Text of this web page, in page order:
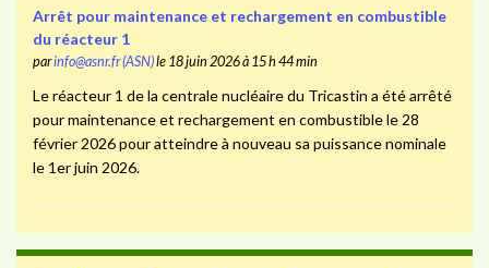
Arrêt pour maintenance et rechargement en combustible
du réacteur 1
parinfo@asnr.fr (ASN)le 18 juin 2026 à 15 h 44 min
Le réacteur 1 de la centrale nucléaire du Tricastin a été arrêté
pour maintenance et rechargement en combustible le 28
février 2026 pour atteindre à nouveau sa puissance nominale
le 1er juin 2026.